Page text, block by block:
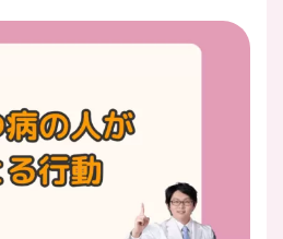
即日